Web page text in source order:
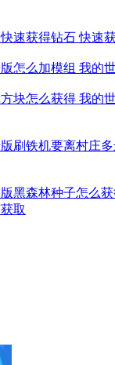
速获得钻石 快速
怎么加模组 我的
块怎么获得 我的
刷铁机要离村庄
黑森林种子怎么
取